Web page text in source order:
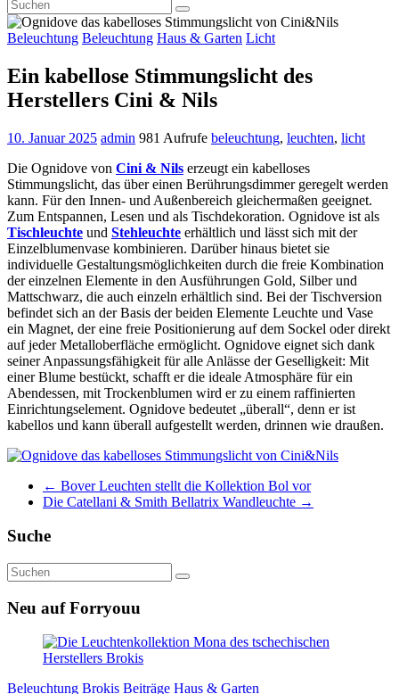
Beleuchtung Beleuchtung Haus & Garten Licht
Ein kabellose Stimmungslicht des
Herstellers Cini & Nils
10. Januar 2025 admin 981 Aufrufe beleuchtung, leuchten, licht
Die Ognidove von Cini & Nils erzeugt ein kabelloses
Stimmungslicht, das über einen Berührungsdimmer geregelt werden
kann. Für den Innen- und Außenbereich gleichermaßen geeignet.
Zum Entspannen, Lesen und als Tischdekoration. Ognidove ist als
Tischleuchte und Stehleuchte erhältlich und lässt sich mit der
Einzelblumenvase kombinieren. Darüber hinaus bietet sie
individuelle Gestaltungsmöglichkeiten durch die freie Kombination
der einzelnen Elemente in den Ausführungen Gold, Silber und
Mattschwarz, die auch einzeln erhältlich sind. Bei der Tischversion
befindet sich an der Basis der beiden Elemente Leuchte und Vase
ein Magnet, der eine freie Positionierung auf dem Sockel oder direkt
auf jeder Metalloberfläche ermöglicht. Ognidove eignet sich dank
seiner Anpassungsfähigkeit für alle Anlässe der Geselligkeit: Mit
einer Blume bestückt, schafft er die ideale Atmosphäre für ein
Abendessen, mit Trockenblumen wird er zu einem raffinierten
Einrichtungselement. Ognidove bedeutet „überall“, denn er ist
kabellos und kann überall aufgestellt werden, drinnen wie draußen.
← Bover Leuchten stellt die Kollektion Bol vor
Die Catellani & Smith Bellatrix Wandleuchte →
Suche
Neu auf Forryouu
Beleuchtung Brokis Beiträge Haus & Garten